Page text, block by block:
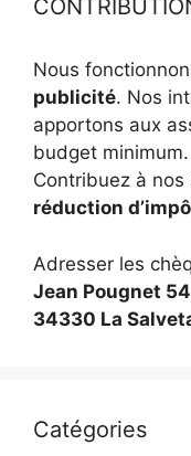
Nous
publicité. Nos
apportons aux
budget minimum.
Contribuez à
réduction
Adresser les
Jean Pougnet
34330 La
Catégories